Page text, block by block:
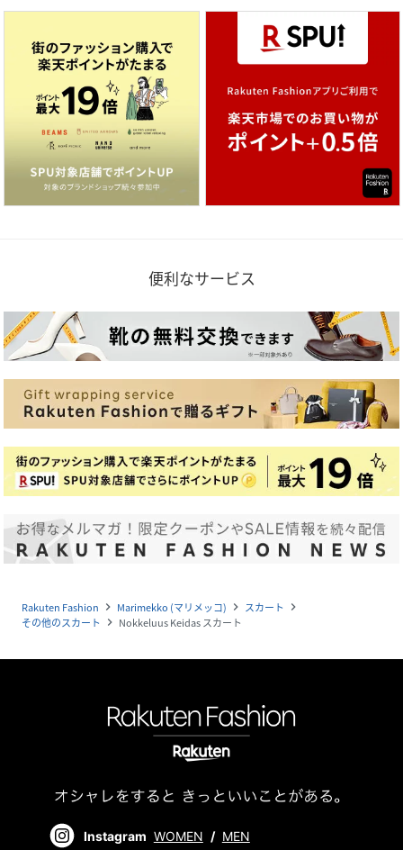
便利なサービス
Rakuten Fashion navigate_next Marimekko (マリメッコ) navigate_next スカート navigate_next
その他のスカート navigate_next Nokkeluus Keidas スカート
Instagram WOMEN / MEN